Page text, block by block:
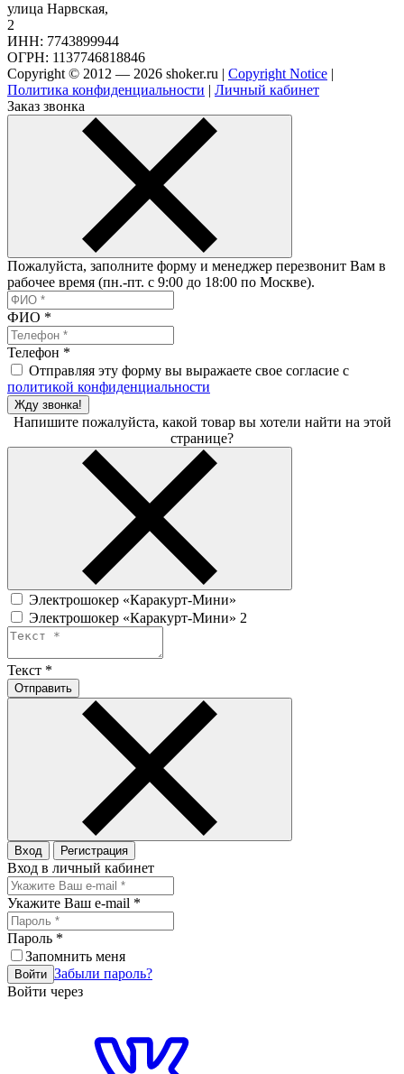
улица Нарвская,
2
ИНН: 7743899944
ОГРН: 1137746818846
Copyright © 2012 — 2026 shoker.ru | Copyright Notice |
Политика конфиденциальности | Личный кабинет
Заказ звонка
Пожалуйста, заполните форму и менеджер перезвонит Вам в
рабочее время (пн.-пт. с 9:00 до 18:00 по Москве).
ФИО *
Телефон *
Отправляя эту форму вы выражаете свое согласие с
политикой конфиденциальности
Жду звонка!
Напишите пожалуйста, какой товар вы хотели найти на этой
странице?
Электрошокер «Каракурт-Мини»
Электрошокер «Каракурт-Мини» 2
Текст *
Отправить
Вход Регистрация
Вход в личный кабинет
Укажите Ваш e-mail *
Пароль *
Запомнить меня
Войти Забыли пароль?
Войти через